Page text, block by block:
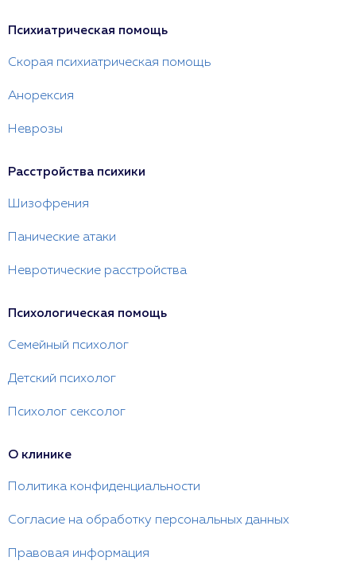
Психиатрическая помощь
Скорая психиатрическая помощь
Анорексия
Неврозы
Расстройства психики
Шизофрения
Панические атаки
Невротические расстройства
Психологическая помощь
Семейный психолог
Детский психолог
Психолог сексолог
О клинике
Политика конфиденциальности
Согласие на обработку персональных данных
Правовая информация